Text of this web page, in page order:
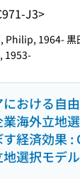
J3>
Philip, 1964- 黒
1953-
おける自
海外立地
経済効果 :
地選択モデ